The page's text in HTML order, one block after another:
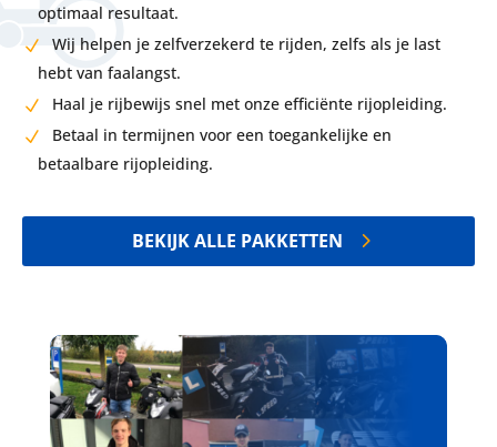
optimaal resultaat.
Wij helpen je zelfverzekerd te rijden, zelfs als je last
hebt van faalangst.
Haal je rijbewijs snel met onze efficiënte rijopleiding.
Betaal in termijnen voor een toegankelijke en
betaalbare rijopleiding.
BEKIJK ALLE PAKKETTEN